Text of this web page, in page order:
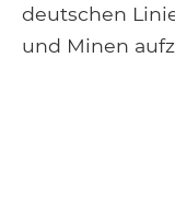
deutschen
und Minen